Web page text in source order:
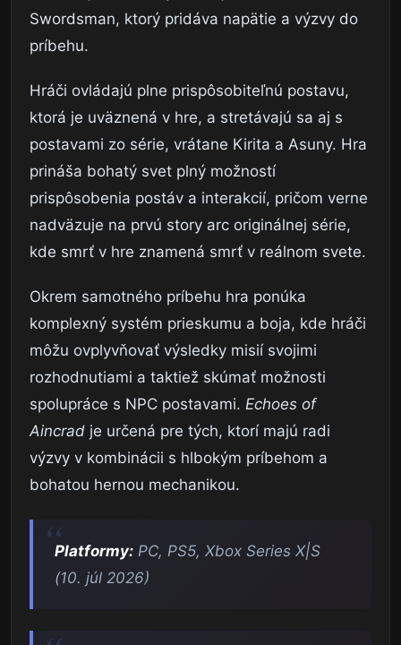
Swordsman, ktorý pridáva napätie a výzvy do
príbehu.
Hráči ovládajú plne prispôsobiteľnú postavu,
ktorá je uväznená v hre, a stretávajú sa aj s
postavami zo série, vrátane Kirita a Asuny. Hra
prináša bohatý svet plný možností
prispôsobenia postáv a interakcií, pričom verne
nadväzuje na prvú story arc originálnej série,
kde smrť v hre znamená smrť v reálnom svete.
Okrem samotného príbehu hra ponúka
komplexný systém prieskumu a boja, kde hráči
môžu ovplyvňovať výsledky misií svojimi
rozhodnutiami a taktiež skúmať možnosti
spolupráce s NPC postavami. Echoes of
Aincrad je určená pre tých, ktorí majú radi
výzvy v kombinácii s hlbokým príbehom a
bohatou hernou mechanikou.
Platformy: PC, PS5, Xbox Series X|S
(10. júl 2026)